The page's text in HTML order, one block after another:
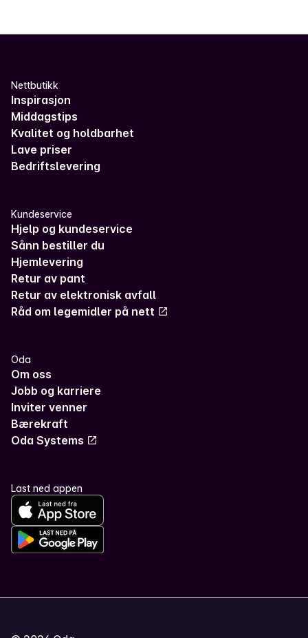
Nettbutikk
Inspirasjon
Middagstips
Kvalitet og holdbarhet
Lave priser
Bedriftslevering
Kundeservice
Hjelp og kundeservice
Sånn bestiller du
Hjemlevering
Retur av pant
Retur av elektronisk avfall
Råd om legemidler på nett
Oda
Om oss
Jobb og karriere
Inviter venner
Bærekraft
Oda Systems
Last ned appen